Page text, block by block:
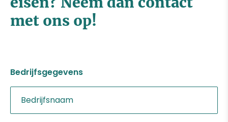
met ons op!
Bedrijfsgegevens